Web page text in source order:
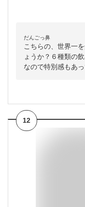
だんごっ鼻
こちらの、世界一
ょうか？６種類の
なので特別感もあ
12